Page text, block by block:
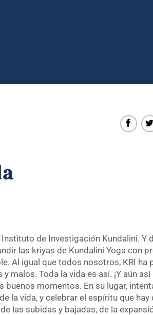
de Investigación Kundalini. Y
las kriyas de Kundalini Yoga con
Al igual que todos nosotros, KRI ha
malos. Toda la vida es así. ¡Y aún así
momentos. En su lugar,
la vida, y celebrar el espíritu que hay
las subidas y bajadas, de la